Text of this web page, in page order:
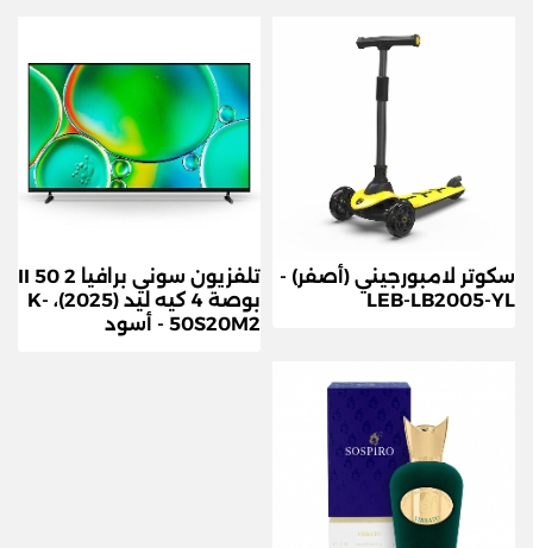
سنة واحدة / رمادي سحابي -
سكوتر لامبورجيني (أصفر) -
LEB-LB2005-YL
تلفزيون سوني برافيا 2 II 50
بوصة 4 كيه ليد (2025)، K-
50S20M2 - أسود